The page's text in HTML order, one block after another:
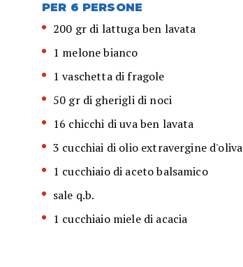
PER 6 PERSONE
200 gr di lattuga ben lavata
1 melone bianco
1 vaschetta di fragole
50 gr di gherigli di noci
16 chicchi di uva ben lavata
3 cucchiai di olio extravergine d'oliva
1 cucchiaio di aceto balsamico
sale q.b.
1 cucchiaio miele di acacia